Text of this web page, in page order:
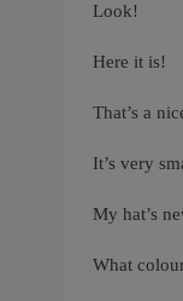
Look!
Here it is!
That’s a
It’s very
My hat’s
What